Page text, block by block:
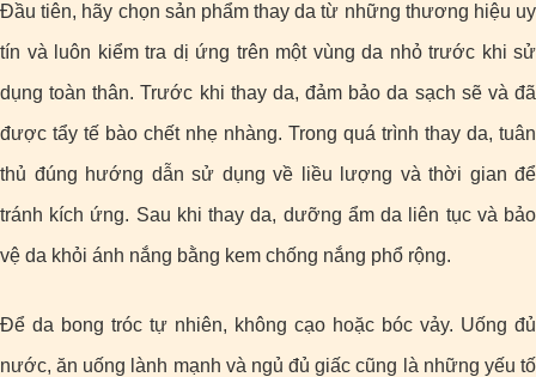
Đầu tiên, hãy chọn sản phẩm thay da từ những thương hiệu uy
tín và luôn kiểm tra dị ứng trên một vùng da nhỏ trước khi sử
dụng toàn thân. Trước khi thay da, đảm bảo da sạch sẽ và đã
được tẩy tế bào chết nhẹ nhàng. Trong quá trình thay da, tuân
thủ đúng hướng dẫn sử dụng về liều lượng và thời gian để
tránh kích ứng. Sau khi thay da, dưỡng ẩm da liên tục và bảo
vệ da khỏi ánh nắng bằng kem chống nắng phổ rộng.
Để da bong tróc tự nhiên, không cạo hoặc bóc vảy. Uống đủ
nước, ăn uống lành mạnh và ngủ đủ giấc cũng là những yếu tố